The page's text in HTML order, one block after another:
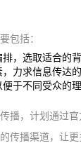
包括：
，选取适合的
力求信息传达的
于不同受众的
播，计划通过
传播渠道，让